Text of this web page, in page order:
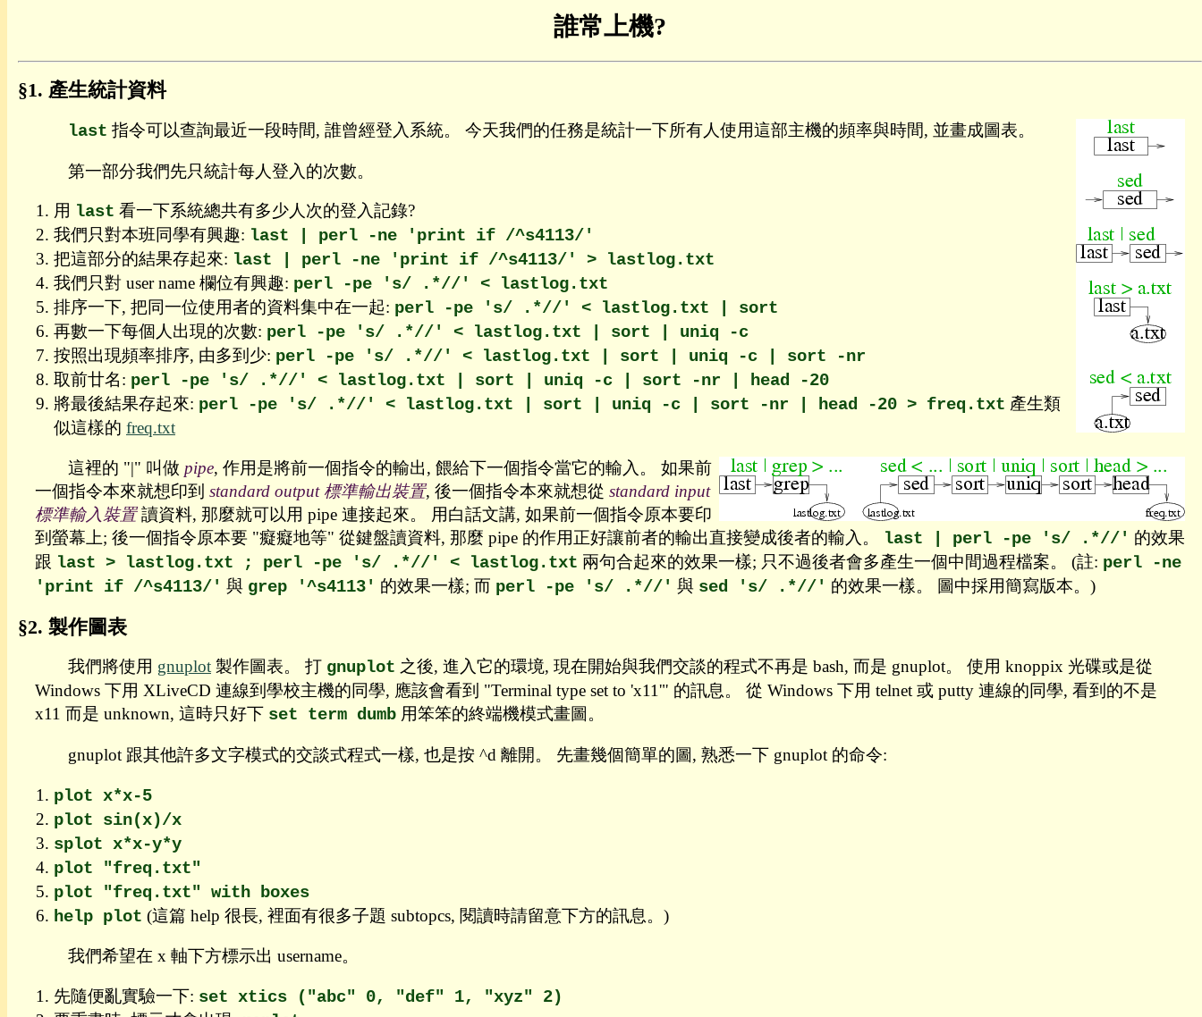
列
本
瀏
覽
套
件
圖
整
形
老
鼠
迷
宮
常
上
機?
網
頁
簡
網
頁
Regexp
目
錄
比
較
聯
集
誰常上機?
產生統計資料
last 指令可以查詢最近一段時間, 誰曾經登入系統。 今天我們的任務是統計一下所有人使用這部主機的頻率與時間, 並畫成圖表。
第一部分我們先只統計每人登入的次數。
用 last 看一下系統總共有多少人次的登入記錄?
我們只對本班同學有興趣: last | perl -ne 'print if /^s4113/'
把這部分的結果存起來: last | perl -ne 'print if /^s4113/' > lastlog.txt
我們只對 user name 欄位有興趣: perl -pe 's/ .*//' < lastlog.txt
排序一下, 把同一位使用者的資料集中在一起: perl -pe 's/ .*//' < lastlog.txt | sort
再數一下每個人出現的次數: perl -pe 's/ .*//' < lastlog.txt | sort | uniq -c
按照出現頻率排序, 由多到少: perl -pe 's/ .*//' < lastlog.txt | sort | uniq -c | sort -nr
取前廿名: perl -pe 's/ .*//' < lastlog.txt | sort | uniq -c | sort -nr | head -20
將最後結果存起來: perl -pe 's/ .*//' < lastlog.txt | sort | uniq -c | sort -nr | head -20 > freq.txt 產生類
似這樣的 freq.txt
這裡的 "|" 叫做 pipe, 作用是將前一個指令的輸出, 餵給下一個指令當它的輸入。 如果前
一個指令本來就想印到 standard output 標準輸出裝置, 後一個指令本來就想從 standard input
標準輸入裝置讀資料, 那麼就可以用 pipe 連接起來。 用白話文講, 如果前一個指令原本要印
到螢幕上; 後一個指令原本要 "癡癡地等" 從鍵盤讀資料, 那麼 pipe 的作用正好讓前者的輸出直接變成後者的輸入。
last | perl -pe 's/ .*//' 的效果
跟 last > lastlog.txt ; perl -pe 's/ .*//' < lastlog.txt 兩句合起來的效果一樣; 只不過後者會多產生一個中間過程檔案。 (註: perl -ne
'print if /^s4113/' 與 grep '^s4113' 的效果一樣; 而 perl -pe 's/ .*//' 與 sed 's/ .*//' 的效果一樣。 圖中採用簡寫版本。)
製作圖表
我們將使用 gnuplot製作圖表。 打 gnuplot 之後, 進入它的環境, 現在開始與我們交談的程式不再是 bash, 而是 gnuplot。 使用 knoppix 光碟或是從
Windows 下用 XLiveCD 連線到學校主機的同學, 應該會看到 "Terminal type set to 'x11'" 的訊息。 從 Windows 下用 telnet 或 putty 連線的同學, 看到的不是
x11 而是 unknown, 這時只好下 set term dumb用笨笨的終端機模式畫圖。
gnuplot 跟其他許多文字模式的交談式程式一樣, 也是按 ^d 離開。 先畫幾個簡單的圖, 熟悉一下 gnuplot 的命令:
plot x*x-5
plot sin(x)/x
splot x*x-y*y
plot "freq.txt"
plot "freq.txt" with boxes
help plot (這篇 help 很長, 裡面有很多子題 subtopcs, 閱讀時請留意下方的訊息。)
我們希望在 x 軸下方標示出 username。
先隨便亂實驗一下: set xtics ("abc" 0, "def" 1, "xyz" 2)